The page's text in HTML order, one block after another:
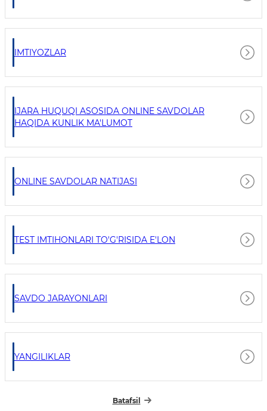
IMTIYOZLAR
IJARA HUQUQI ASOSIDA ONLINE SAVDOLAR
HAQIDA KUNLIK MA'LUMOT
ONLINE SAVDOLAR NATIJASI
TEST IMTIHONLARI TO'G'RISIDA E'LON
SAVDO JARAYONLARI
YANGILIKLAR
Batafsil